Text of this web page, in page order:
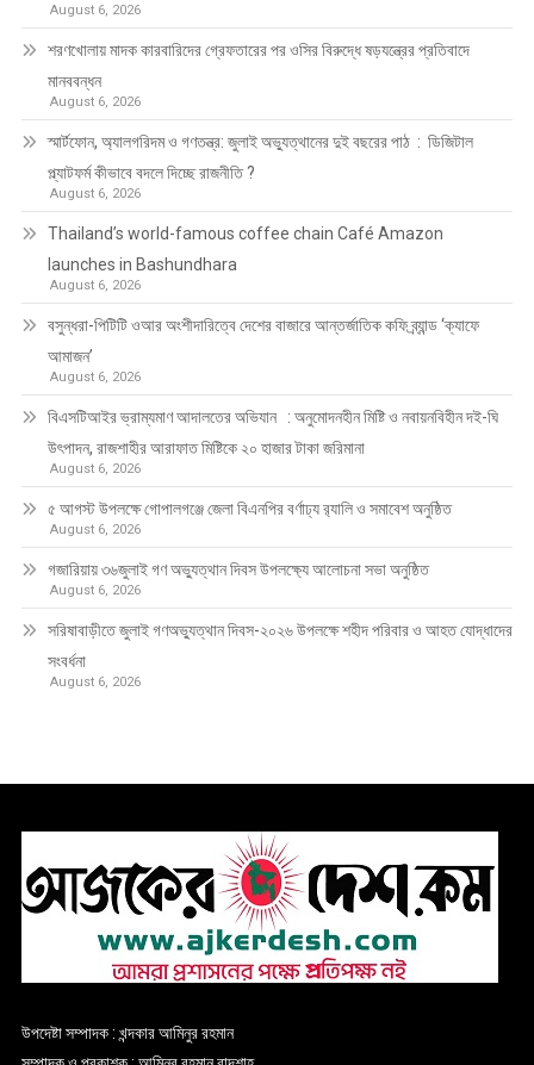
August 6, 2026
শরণখোলায় মাদক কারবারিদের গ্রেফতারের পর ওসির বিরুদ্ধে ষড়যন্ত্রের প্রতিবাদে
মানববন্ধন
August 6, 2026
স্মার্টফোন, অ্যালগরিদম ও গণতন্ত্র: জুলাই অভ্যুত্থানের দুই বছরের পাঠ : ডিজিটাল
প্ল্যাটফর্ম কীভাবে বদলে দিচ্ছে রাজনীতি ?
August 6, 2026
Thailand’s world-famous coffee chain Café Amazon
launches in Bashundhara
August 6, 2026
বসুন্ধরা-পিটিটি ওআর অংশীদারিত্বে দেশের বাজারে আন্তর্জাতিক কফি ব্র্যান্ড ‘ক্যাফে
আমাজন’
August 6, 2026
বিএসটিআইর ভ্রাম্যমাণ আদালতের অভিযান : অনুমোদনহীন মিষ্টি ও নবায়নবিহীন দই-ঘি
উৎপাদন, রাজশাহীর আরাফাত মিষ্টিকে ২০ হাজার টাকা জরিমানা
August 6, 2026
৫ আগস্ট উপলক্ষে গোপালগঞ্জে জেলা বিএনপির বর্ণাঢ্য র‍্যালি ও সমাবেশ অনুষ্ঠিত
August 6, 2026
গজারিয়ায় ৩৬জুলাই গণ অভ্যুত্থান দিবস উপলক্ষ্যে আলোচনা সভা অনুষ্ঠিত
August 6, 2026
সরিষাবাড়ীতে জুলাই গণঅভ্যুত্থান দিবস-২০২৬ উপলক্ষে শহীদ পরিবার ও আহত যোদ্ধাদের
সংবর্ধনা
August 6, 2026
উপদেষ্টা সম্পাদক : খন্দকার আমিনুর রহমান